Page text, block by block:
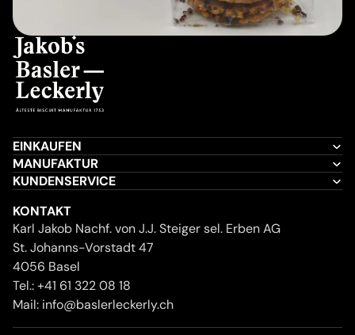
EINKAUFEN
MANUFAKTUR
KUNDENSERVICE
KONTAKT
Karl Jakob Nachf. von J.J. Steiger sel. Erben AG
St. Johanns-Vorstadt 47
4056 Basel
Tel.:+41 61 322 08 18
Mail: info@baslerleckerly.ch